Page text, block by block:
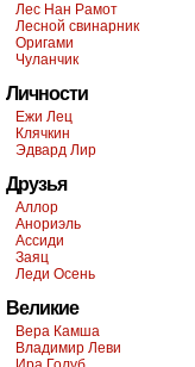
Лес Нан Рамот
Лесной свинарник
Оригами
Чуланчик
Личности
Ежи Лец
Клячкин
Эдвард Лир
Друзья
Аллор
Анориэль
Ассиди
Заяц
Леди Осень
Великие
Вера Камша
Владимир Леви